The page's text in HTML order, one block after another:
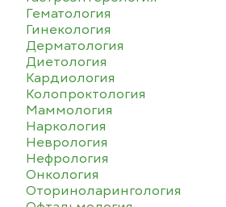
Гематология
Гинекология
Дерматология
Диетология
Кардиология
Колопроктология
Маммология
Наркология
Неврология
Нефрология
Онкология
Оториноларингология